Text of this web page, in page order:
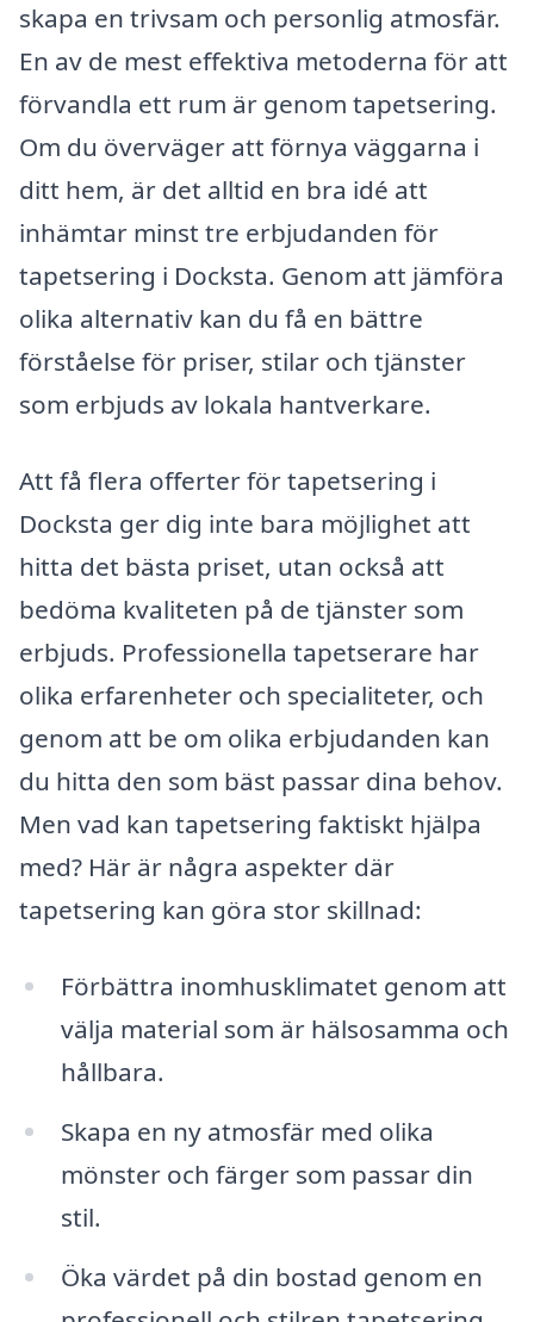
skapa en trivsam och personlig atmosfär.
En av de mest effektiva metoderna för att
förvandla ett rum är genom tapetsering.
Om du överväger att förnya väggarna i
ditt hem, är det alltid en bra idé att
inhämtar minst tre erbjudanden för
tapetsering i Docksta. Genom att jämföra
olika alternativ kan du få en bättre
förståelse för priser, stilar och tjänster
som erbjuds av lokala hantverkare.
Att få flera offerter för tapetsering i
Docksta ger dig inte bara möjlighet att
hitta det bästa priset, utan också att
bedöma kvaliteten på de tjänster som
erbjuds. Professionella tapetserare har
olika erfarenheter och specialiteter, och
genom att be om olika erbjudanden kan
du hitta den som bäst passar dina behov.
Men vad kan tapetsering faktiskt hjälpa
med? Här är några aspekter där
tapetsering kan göra stor skillnad:
Förbättra inomhusklimatet genom att
välja material som är hälsosamma och
hållbara.
Skapa en ny atmosfär med olika
mönster och färger som passar din
stil.
Öka värdet på din bostad genom en